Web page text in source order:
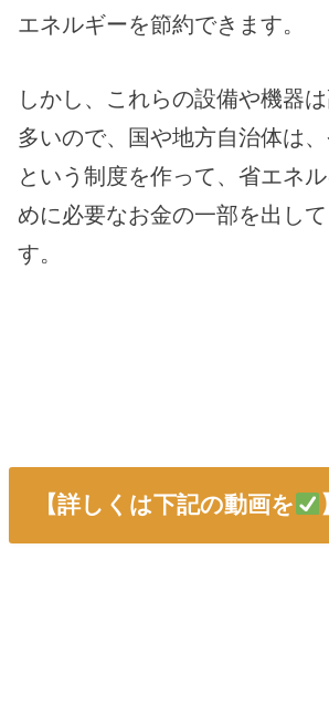
エネルギーを節約できます。
しかし、これらの設備や機器
多いので、国や地方自治体は
という制度を作って、省エネ
めに必要なお金の一部を出し
す。
【詳しくは下記の動画を